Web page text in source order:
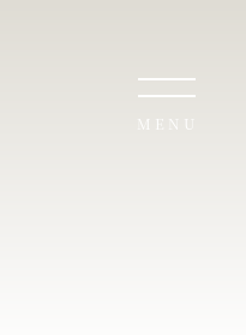
MENU